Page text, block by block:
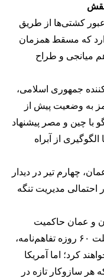
نقش
کشتی‌ها از طریق
که مسقط همزمان
میانجی و طراح
جمهوری اسلامی،
به وضعیت پیش از
با چین و مصر پیشنهاد
از آبراه
چهارم تیر در دیدار
احتمالی مدیریت تنگه
و عمان حاکمیت
مشترکی بر تنگه دارند و پس از پایان مهلت ۶۰ روزه تفاهم‌نامه،
کرد؛ اما آمریکا
هر سازوکار تازه در